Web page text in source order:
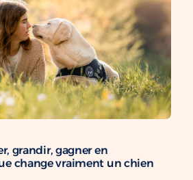
grandir, gagner en
change vraiment un chien